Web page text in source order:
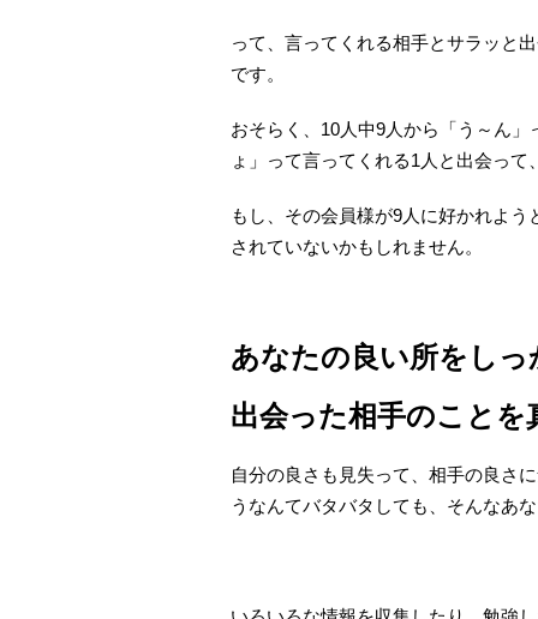
って、言ってくれる相手とサラッと
です。
おそらく、10人中9人から「う～ん
ょ」って言ってくれる1人と出会っ
もし、その会員様が9人に好かれよ
されていないかもしれません。
あなたの良い所をし
出会った相手のこと
自分の良さも見失って、相手の良さ
うなんてバタバタしても、そんなあ